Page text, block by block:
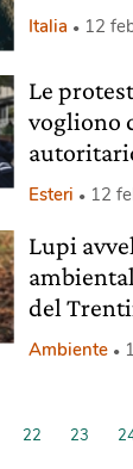
Italia 12
Le
vogliono
Esteri 12
Lupi
del
Ambiente
22 23